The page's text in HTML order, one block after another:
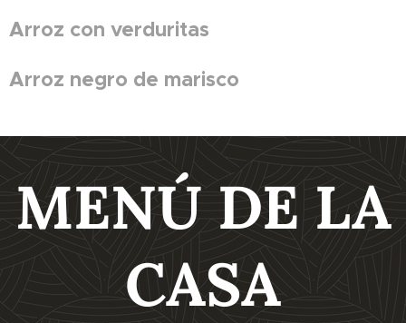
Arroz con verduritas
Arroz negro de marisco
MENÚ DE LA
CASA